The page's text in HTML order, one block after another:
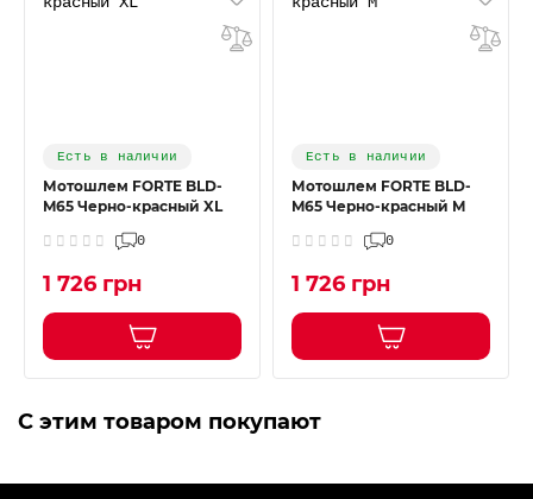
Есть в наличии
Мотошлем FORTE BLD-
M65 Черно-красный XL
0
1 726 грн
Есть в наличии
Мотошлем FORTE BLD-
M65 Черно-красный M
0
1 726 грн
С этим товаром покупают